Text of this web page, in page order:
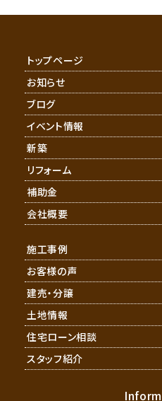
トップページ
お知らせ
ブログ
イベント情報
新築
リフォーム
補助金
会社概要
施工事例
お客様の声
建売・分譲
土地情報
住宅ローン相談
スタッフ紹介